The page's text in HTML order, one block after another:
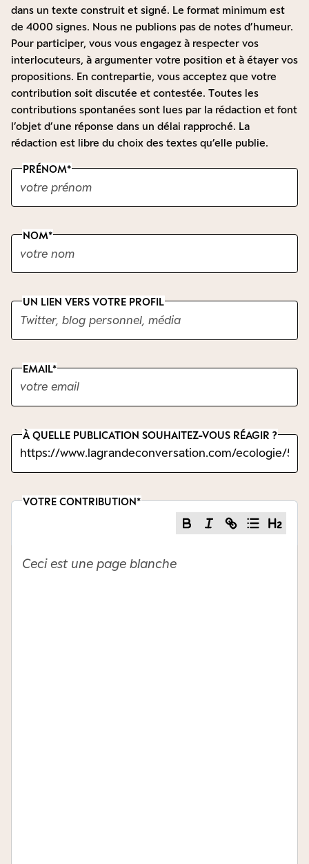
dans un texte construit et signé. Le format minimum est
de 4000 signes. Nous ne publions pas de notes d’humeur.
Pour participer, vous vous engagez à respecter vos
interlocuteurs, à argumenter votre position et à étayer vos
propositions. En contrepartie, vous acceptez que votre
contribution soit discutée et contestée. Toutes les
contributions spontanées sont lues par la rédaction et font
l’objet d’une réponse dans un délai rapproché. La
rédaction est libre du choix des textes qu’elle publie.
PRÉNOM
NOM
UN LIEN VERS VOTRE PROFIL
EMAIL
À QUELLE PUBLICATION SOUHAITEZ-VOUS RÉAGIR ?
VOTRE CONTRIBUTION